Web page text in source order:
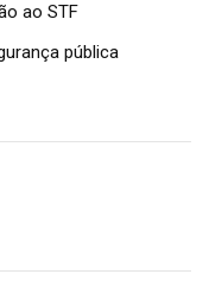
ao STF
pública